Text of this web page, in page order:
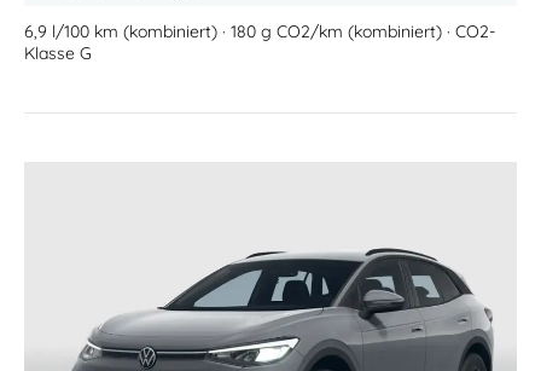
6,9 l/100 km (kombiniert) · 180 g CO2/km (kombiniert) · CO2-
Klasse G